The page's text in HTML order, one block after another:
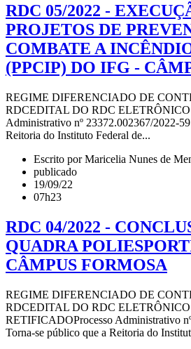
RDC 05/2022 -
PROJETOS DE
COMBATE A
(PPCIP) DO IFG -
REGIME DIFERENCIADO DE
RDCEDITAL DO RDC ELETRÔNICO
Administrativo nº 23372.002367/2022-
Reitoria do Instituto Federal de...
Escrito por Maricelia Nunes de
publicado
19/09/22
07h23
RDC 04/2022 -
QUADRA
CÂMPUS FORMOSA
REGIME DIFERENCIADO DE
RDCEDITAL DO RDC ELETRÔNICO
RETIFICADOProcesso Administrativo
Torna-se público que a Reitoria do